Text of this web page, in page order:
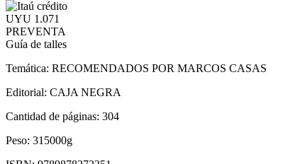
UYU 1.071
PREVENTA
Guía de talles
Temática: RECOMENDADOS POR MARCOS CASAS
Editorial: CAJA NEGRA
Cantidad de páginas: 304
Peso: 315000g